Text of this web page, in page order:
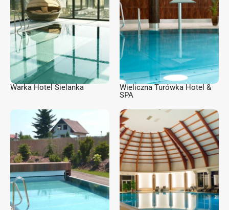
Warka Hotel Sielanka
Wieliczna Turówka Hotel &
SPA